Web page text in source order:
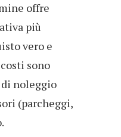
offre
più
vero e
sono
noleggio
(parcheggi,